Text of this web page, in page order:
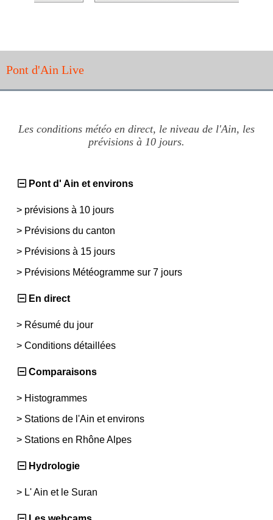
Pont d'Ain Live
Les conditions météo en direct, le niveau de l'Ain, les
prévisions à 10 jours.
Pont d' Ain et environs
> prévisions à 10 jours
> Prévisions du canton
> Prévisions à 15 jours
> Prévisions Météogramme sur 7 jours
En direct
> Résumé du jour
> Conditions détaillées
Comparaisons
> Histogrammes
> Stations de l'Ain et environs
> Stations en Rhône Alpes
Hydrologie
> L' Ain et le Suran